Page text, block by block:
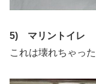
5) マリントイレ
これは壊れちゃっ